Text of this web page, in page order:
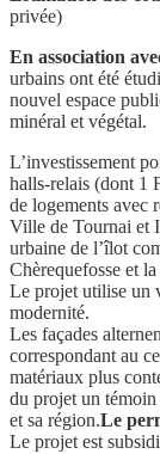
privée)
En association
urbains ont été
nouvel espace
minéral et végétal.
L’investissement
halls-relais (dont 1
de logements avec
Ville de Tournai et
urbaine de l’îlot
Chèrequefosse et
Le projet utilise un
modernité.
Les façades
correspondant au
matériaux plus
du projet un
et sa région.Le
Le projet est